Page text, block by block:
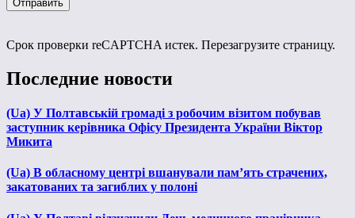
Срок проверки reCAPTCHA истек. Перезагрузите страницу.
Последние новости
(Ua) У Полтавській громаді з робочим візитом побував
заступник керівника Офісу Президента України Віктор
Микита
(Ua) В обласному центрі вшанували пам’ять страчених,
закатованих та загиблих у полоні